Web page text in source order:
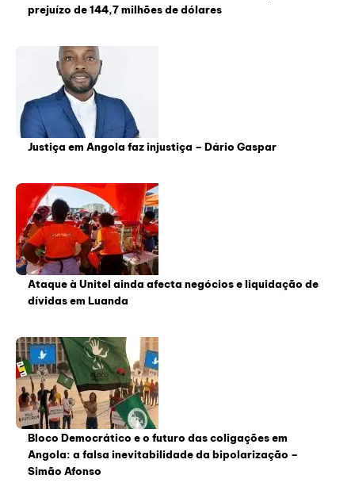
prejuízo de 144,7 milhões de dólares
Justiça em Angola faz injustiça – Dário Gaspar
Ataque à Unitel ainda afecta negócios e liquidação de
dívidas em Luanda
Bloco Democrático e o futuro das coligações em
Angola: a falsa inevitabilidade da bipolarização –
Simão Afonso